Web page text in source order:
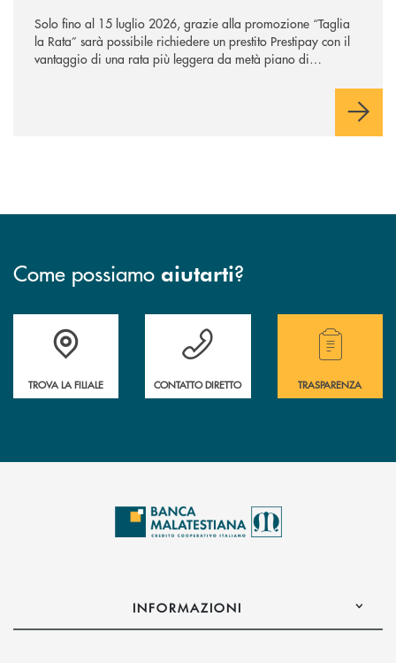
Solo fino al 15 luglio 2026, grazie alla promozione “Taglia
la Rata” sarà possibile richiedere un prestito Prestipay con il
vantaggio di una rata più leggera da metà piano di
Come possiamo aiutarti?
Trova la filiale più vicina a te.
TROVA LA FILIALE
Hai bisogno di assistenza ?&nbsp;
CONTATTO DIRETTO
Hai bisogno di
TRASPARENZA
INFORMAZIONI